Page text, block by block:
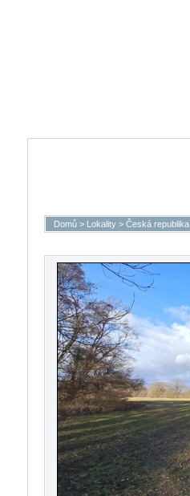
Domů > Lokality > Česká republika